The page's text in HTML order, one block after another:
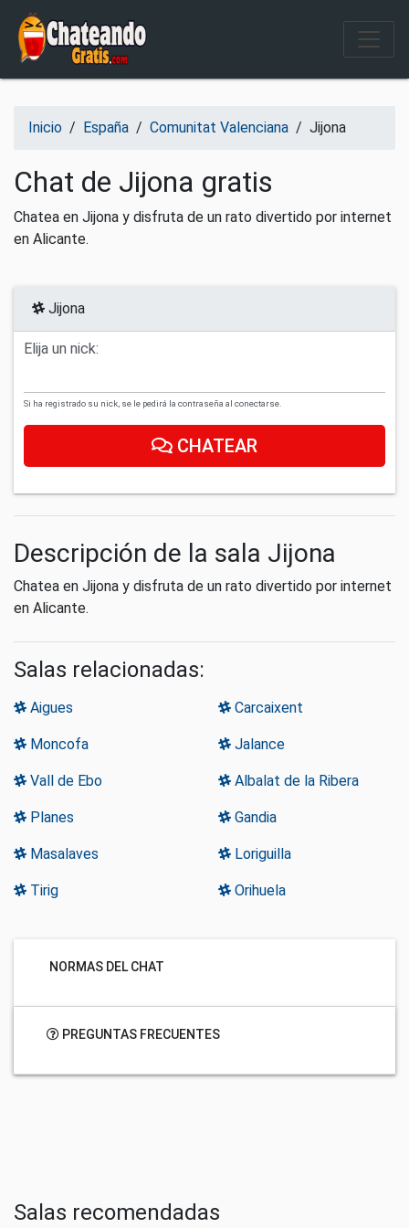
Salir del contenido
Inicio / España / Comunitat Valenciana / Jijona
Chat de Jijona gratis
Chatea en Jijona y disfruta de un rato divertido por internet
en Alicante.
Jijona
Elija un nick:
Si ha registrado su nick, se le pedirá la contraseña al conectarse.
CHATEAR
Descripción de la sala Jijona
Chatea en Jijona y disfruta de un rato divertido por internet
en Alicante.
Salas relacionadas:
Aigues Carcaixent
Moncofa Jalance
Vall de Ebo Albalat de la Ribera
Planes Gandia
Masalaves Loriguilla
Tirig Orihuela
NORMAS DEL CHAT
PREGUNTAS FRECUENTES
Salas recomendadas